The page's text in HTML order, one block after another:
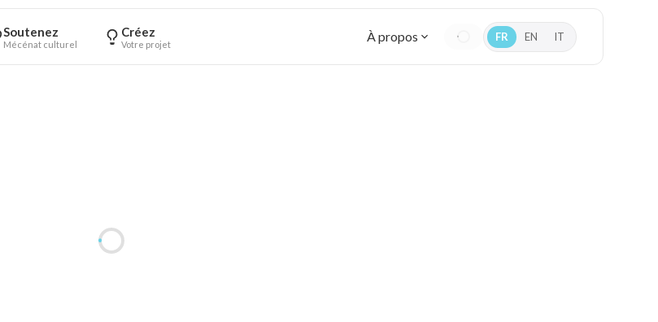
Soutenez
Mécénat culturel
Créez
Votre projet À propos FR EN IT